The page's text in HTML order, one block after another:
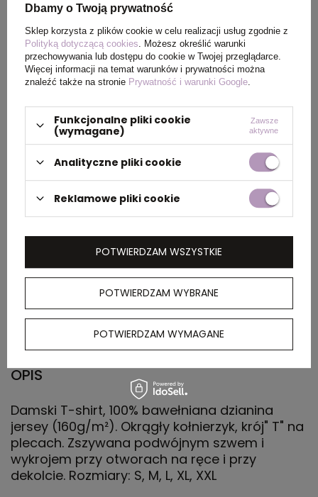
PAKOWANIE
Wymiary
kartonu
zewnętrznego
(m)
0.480x0.260x0.360
Ilość szt. w
kartonie
wewnętrznym
10
Waga
(kg)
11.000
OPIS
Damski T-shirt, 100% bawełniana dzianina
jersey (160g/m²). Okrągły kołnierzyk, krój" T" na
plecach. Zszywana podwójnym szwem i
wykrojem przy otworach na ręce i przy
dekolcie. Rozmiary: S, M, L, XL, XXL
Dbamy o Twoją prywatność
Sklep korzysta z plików cookie w celu realizacji usług zgodnie z
Polityką dotyczącą cookies . Możesz określić warunki
przechowywania lub dostępu do cookie w Twojej przeglądarce.
Więcej informacji na temat warunków i prywatności można
znaleźć także na stronie Prywatność i warunki Google
Funkcjonalne pliki cookie
(wymagane)
Zawsze
aktywne
Analityczne pliki cookie
Reklamowe pliki cookie
POTWIERDZAM WYBRANE
POTWIERDZAM WYMAGANE
POTWIERDZAM WSZYSTKIE